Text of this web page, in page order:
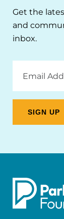
Get the
and
inbox.
Address